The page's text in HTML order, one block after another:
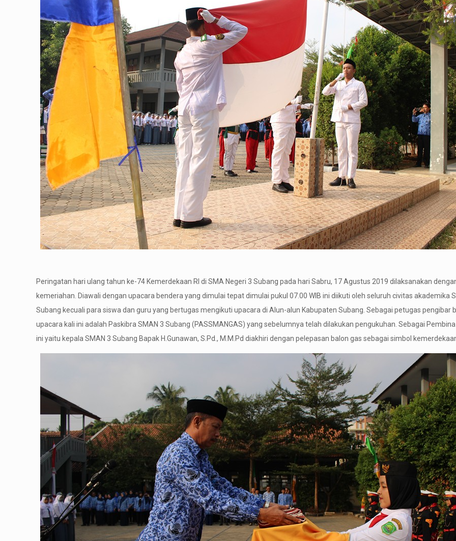
Peringatan hari ulang tahun ke-74 Kemerdekaan RI di SMA Negeri 3 Subang pada hari Sabru, 17 Agustus 2019 dilaksanakan
kemeriahan. Diawali dengan upacara bendera yang dimulai tepat dimulai pukul 07.00 WIB ini diikuti oleh seluruh civitas akademika
Subang kecuali para siswa dan guru yang bertugas mengikuti upacara di Alun-alun Kabupaten Subang. Sebagai petugas pengibar
upacara kali ini adalah Paskibra SMAN 3 Subang (PASSMANGAS) yang sebelumnya telah dilakukan pengukuhan. Sebagai
ini yaitu kepala SMAN 3 Subang Bapak H.Gunawan, S.Pd., M.M.Pd diakhiri dengan pelepasan balon gas sebagai simbol